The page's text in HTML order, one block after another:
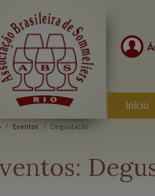
Início
Eventos Degustação